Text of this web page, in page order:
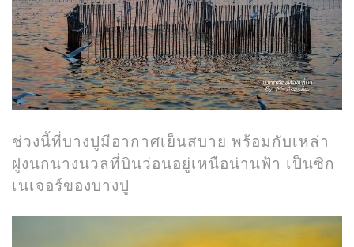
ช่วงนี้ที่บางปูมีอากาศเย็นสบาย พร้อมกับเหล่า
ฝูงนกนางนวลที่บินว่อนอยู่เหนือน่านฟ้า เป็นซิก
เนเจอร์ของบางปู